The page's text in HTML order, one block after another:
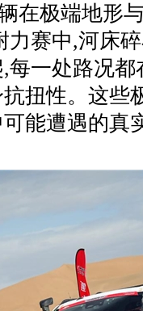
在极端地形
力赛中,河床
每一处路况
扭性。这些
能遭遇的真